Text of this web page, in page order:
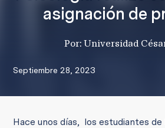
asignación de
Por: Universidad
Septiembre 28, 2023
Hace unos días, los estudiantes de